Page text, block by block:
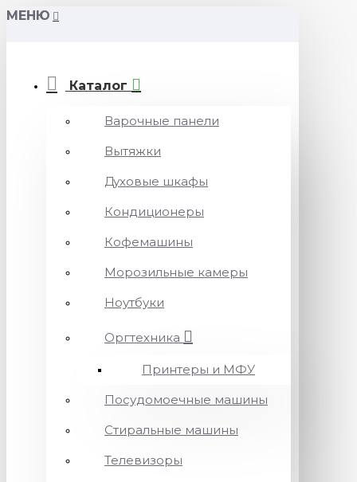
МЕНЮ
Каталог
Варочные панели
Вытяжки
Духовые шкафы
Кондиционеры
Кофемашины
Морозильные камеры
Ноутбуки
Оргтехника
Принтеры и МФУ
Посудомоечные машины
Стиральные машины
Телевизоры